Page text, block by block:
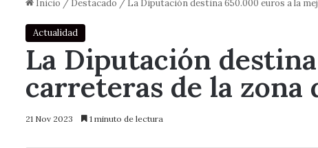
Inicio / Destacado / La Diputación destina 650.000 euros a la
Actualidad
La Diputación
carreteras de la zona
21 Nov 2023 1 minuto de lectura